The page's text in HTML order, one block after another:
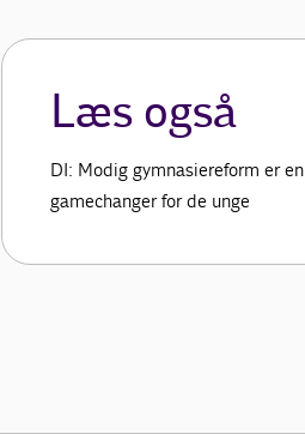
Læs også
DI: Modig gymnasiereform er en
gamechanger for de unge